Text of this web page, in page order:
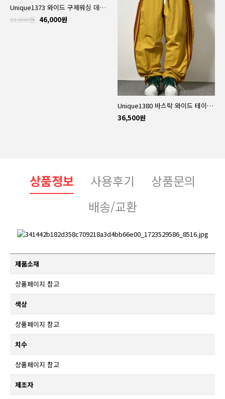
Unique1373 와이드 구제워싱 데님팬츠~
51,000원 46,000원
Unique1380 바스락 와이드 테이핑팬츠~
36,500원
상품정보 사용후기
상품문의
배송/교환
제품소재
상품페이지 참고
색상
상품페이지 참고
치수
상품페이지 참고
제조자